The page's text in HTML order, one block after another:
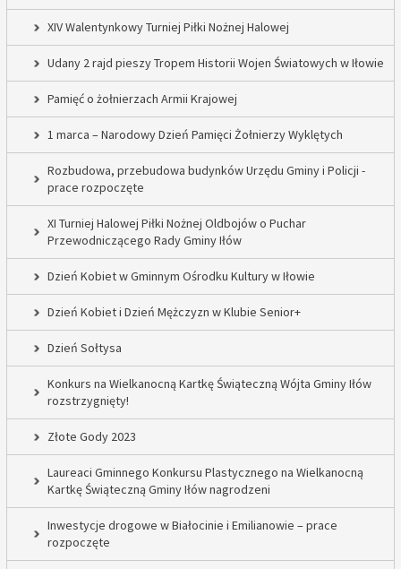
XIV Walentynkowy Turniej Piłki Nożnej Halowej
Udany 2 rajd pieszy Tropem Historii Wojen Światowych w Iłowie
Pamięć o żołnierzach Armii Krajowej
1 marca – Narodowy Dzień Pamięci Żołnierzy Wyklętych
Rozbudowa, przebudowa budynków Urzędu Gminy i Policji -
prace rozpoczęte
XI Turniej Halowej Piłki Nożnej Oldbojów o Puchar
Przewodniczącego Rady Gminy Iłów
Dzień Kobiet w Gminnym Ośrodku Kultury w Iłowie
Dzień Kobiet i Dzień Mężczyzn w Klubie Senior+
Dzień Sołtysa
Konkurs na Wielkanocną Kartkę Świąteczną Wójta Gminy Iłów
rozstrzygnięty!
Złote Gody 2023
Laureaci Gminnego Konkursu Plastycznego na Wielkanocną
Kartkę Świąteczną Gminy Iłów nagrodzeni
Inwestycje drogowe w Białocinie i Emilianowie – prace
rozpoczęte